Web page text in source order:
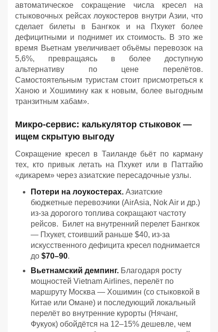
автоматическое сокращение числа кресел на
стыковочных рейсах лоукостеров внутри Азии, что
сделает билеты в Бангкок и на Пхукет более
дефицитными и поднимет их стоимость. В это же
время Вьетнам увеличивает объёмы перевозок на
5,6%, превращаясь в более доступную
альтернативу по цене перелётов.
Самостоятельным туристам стоит присмотреться к
Ханою и Хошимину как к новым, более выгодным
транзитным хабам».
Микро-сервис: калькулятор стыковок —
ищем скрытую выгоду
Сокращение кресел в Таиланде бьёт по карману
тех, кто привык летать на Пхукет или в Паттайю
«дикарем» через азиатские пересадочные узлы.
Потери на лоукостерах. Азиатские
бюджетные перевозчики (AirAsia, Nok Air и др.)
из-за дорогого топлива сокращают частоту
рейсов. Билет на внутренний перелет Бангкок
— Пхукет, стоивший раньше $40, из-за
искусственного дефицита кресел поднимается
до $70–90.
Вьетнамский демпинг. Благодаря росту
мощностей Vietnam Airlines, перелёт по
маршруту Москва — Хошимин (со стыковкой в
Китае или Омане) и последующий локальный
перелёт во внутренние курорты (Нячанг,
Фукуок) обойдётся на 12–15% дешевле, чем